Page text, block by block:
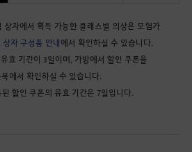
자에서 획득 가능한 클래스별 의상은 모험가
자 구성품 안내에서 확인하실 수 있습니다.
효 기간이 3일이며, 가방에서 할인 쿠폰을
에서 확인하실 수 있습니다.
할인 쿠폰의 유효 기간은 7일입니다.